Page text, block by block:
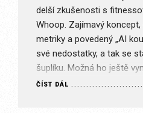
delší zkušenosti s
Whoop. Zajímavý
metriky a povedený „AI
své nedostatky, a tak se
šuplíku. Možná ho ještě
definitivně vyprší roční
ČÍST DÁL